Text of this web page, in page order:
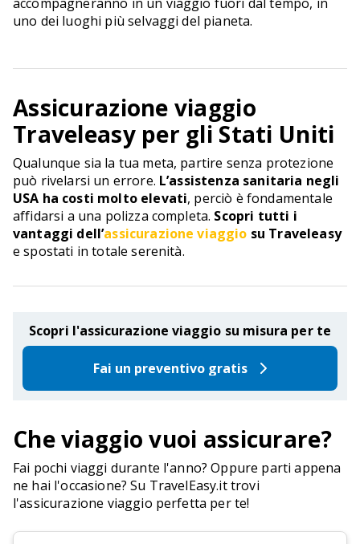
uno dei luoghi più selvaggi del pianeta.
Assicurazione viaggio
Traveleasy per gli Stati Uniti
Qualunque sia la tua meta, partire senza protezione
può rivelarsi un errore. L’assistenza sanitaria negli
USA ha costi molto elevati, perciò è fondamentale
affidarsi a una polizza completa. Scopri tutti i
vantaggi dell’assicurazione viaggio su Traveleasy
e spostati in totale serenità.
Scopri l'assicurazione viaggio su misura per te
Fai un preventivo gratis
Che viaggio vuoi assicurare?
Fai pochi viaggi durante l'anno? Oppure parti appena
ne hai l'occasione? Su TravelEasy.it trovi
l'assicurazione viaggio perfetta per te!